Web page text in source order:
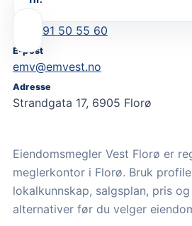
91 50 55 60
E-post
emv@emvest.no
Adresse
Strandgata 17, 6905 Florø
Eiendomsmegler Vest Florø er
meglerkontor i Florø. Bruk
lokalkunnskap, salgsplan, pris
alternativer før du velger